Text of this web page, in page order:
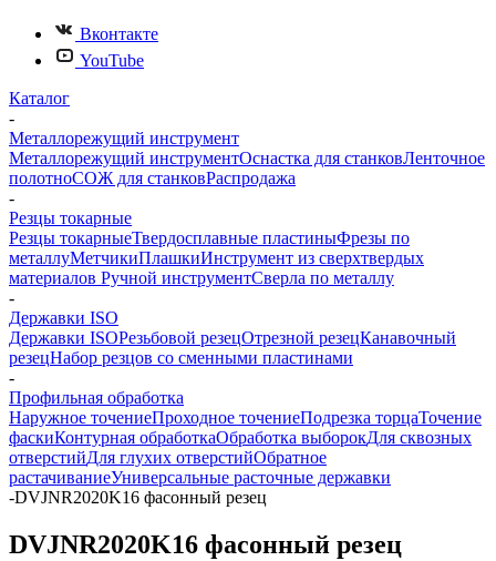
Вконтакте
YouTube
Каталог
-
Металлорежущий инструмент
Металлорежущий инструментОснастка для станковЛенточное
полотноСОЖ для станковРаспродажа
-
Резцы токарные
Резцы токарныеТвердосплавные пластиныФрезы по
металлуМетчикиПлашкиИнструмент из сверхтвердых
материалов Ручной инструментСверла по металлу
-
Державки ISO
Державки ISOРезьбовой резецОтрезной резецКанавочный
резецНабор резцов со сменными пластинами
-
Профильная обработка
Наружное точениеПроходное точениеПодрезка торцаТочение
фаскиКонтурная обработкаОбработка выборокДля сквозных
отверстийДля глухих отверстийОбратное
растачиваниеУниверсальные расточные державки
-DVJNR2020K16 фасонный резец
DVJNR2020K16 фасонный резец